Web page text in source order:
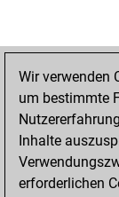
Wir verwenden
um bestimmte
Inhalte
erforderlichen